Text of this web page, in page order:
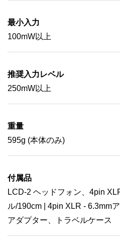
最小入力
100mW以上
推奨入力レベル
250mW以上
重量
595g (本体のみ)
付属品
LCD-2 ヘッドフォン、4pin
ル/190cm | 4pin XLR - 6.3mm
アダプター、トラベルケース